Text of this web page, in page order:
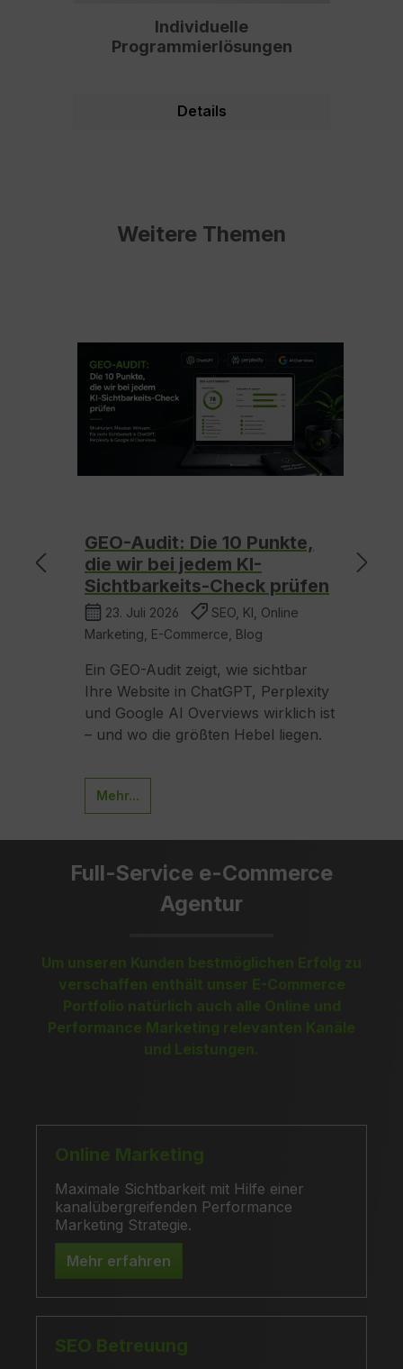
Individuelle
Programmierlösungen
Details
Weitere Themen
GEO-Audit: Die 10 Punkte,
die wir bei jedem KI-
Sichtbarkeits-Check prüfen
23. Juli 2026
SEO, KI, Online
Marketing, E-Commerce, Blog
Ein GEO-Audit zeigt, wie sichtbar
Ihre Website in ChatGPT, Perplexity
und Google AI Overviews wirklich ist
– und wo die größten Hebel liegen.
Mehr...
Full-Service e-Commerce
Agentur
Um unseren Kunden bestmöglichen Erfolg zu
verschaffen enthält unser E-Commerce
Portfolio natürlich auch alle Online und
Performance Marketing relevanten Kanäle
und Leistungen.
Online Marketing
Maximale Sichtbarkeit mit Hilfe einer
kanalübergreifenden Performance
Marketing Strategie.
Mehr erfahren
SEO Betreuung